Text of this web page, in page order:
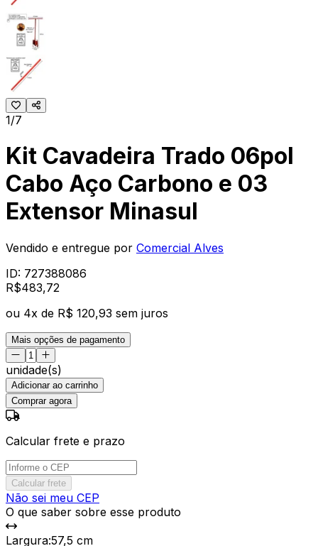
1/7
Kit Cavadeira Trado 06pol
Cabo Aço Carbono e 03
Extensor Minasul
Vendido e entregue por Comercial Alves
ID: 727388086
R$483,72
ou 4x de R$ 120,93 sem juros
Mais opções de pagamento
unidade(s)
Adicionar ao carrinho
Comprar agora
Calcular frete e prazo
Calcular frete
Não sei meu CEP
O que saber sobre esse produto
Largura:57,5 cm